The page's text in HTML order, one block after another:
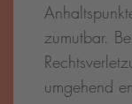
zumutbar.
umgehend